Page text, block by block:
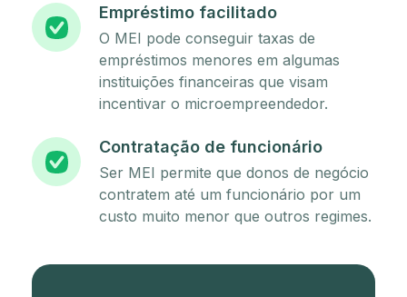
Empréstimo facilitado
O MEI pode conseguir taxas de
empréstimos menores em algumas
instituições financeiras que visam
incentivar o microempreendedor.
Contratação de funcionário
Ser MEI permite que donos de negócio
contratem até um funcionário por um
custo muito menor que outros regimes.